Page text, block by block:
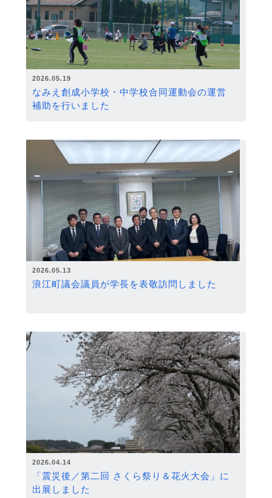
2026.05.19
なみえ創成小学校・中学校合同運動会の運営
補助を行いました
2026.05.13
浪江町議会議員が学長を表敬訪問しました
2026.04.14
「震災後／第二回 さくら祭り＆花火大会」に
出展しました